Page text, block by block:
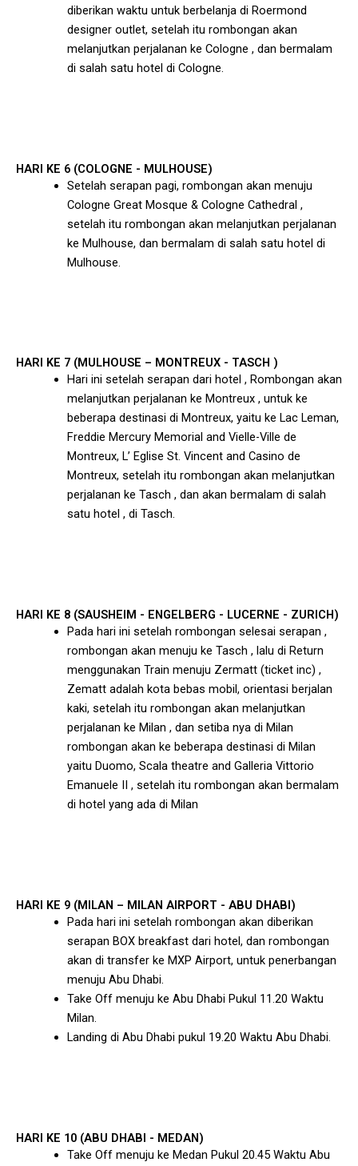
diberikan waktu untuk berbelanja di Roermond
designer outlet, setelah itu rombongan akan
melanjutkan perjalanan ke Cologne , dan bermalam
di salah satu hotel di Cologne.
HARI KE 6 (COLOGNE - MULHOUSE)
Setelah serapan pagi, rombongan akan menuju
Cologne Great Mosque & Cologne Cathedral ,
setelah itu rombongan akan melanjutkan perjalanan
ke Mulhouse, dan bermalam di salah satu hotel di
Mulhouse.
HARI KE 7 (MULHOUSE – MONTREUX - TASCH )
Hari ini setelah serapan dari hotel , Rombongan akan
melanjutkan perjalanan ke Montreux , untuk ke
beberapa destinasi di Montreux, yaitu ke Lac Leman,
Freddie Mercury Memorial and Vielle-Ville de
Montreux, L’ Eglise St. Vincent and Casino de
Montreux, setelah itu rombongan akan melanjutkan
perjalanan ke Tasch , dan akan bermalam di salah
satu hotel , di Tasch.
HARI KE 8 (SAUSHEIM - ENGELBERG - LUCERNE - ZURICH)
Pada hari ini setelah rombongan selesai serapan ,
rombongan akan menuju ke Tasch , lalu di Return
menggunakan Train menuju Zermatt (ticket inc) ,
Zematt adalah kota bebas mobil, orientasi berjalan
kaki, setelah itu rombongan akan melanjutkan
perjalanan ke Milan , dan setiba nya di Milan
rombongan akan ke beberapa destinasi di Milan
yaitu Duomo, Scala theatre and Galleria Vittorio
Emanuele II , setelah itu rombongan akan bermalam
di hotel yang ada di Milan
HARI KE 9 (MILAN – MILAN AIRPORT - ABU DHABI)
Pada hari ini setelah rombongan akan diberikan
serapan BOX breakfast dari hotel, dan rombongan
akan di transfer ke MXP Airport, untuk penerbangan
menuju Abu Dhabi.
Take Off menuju ke Abu Dhabi Pukul 11.20 Waktu
Milan.
Landing di Abu Dhabi pukul 19.20 Waktu Abu Dhabi.
HARI KE 10 (ABU DHABI - MEDAN)
Take Off menuju ke Medan Pukul 20.45 Waktu Abu